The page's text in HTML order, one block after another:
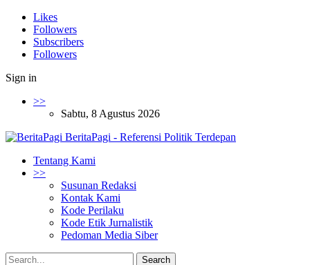
Likes
Followers
Subscribers
Followers
Sign in
>>
Sabtu, 8 Agustus 2026
BeritaPagi - Referensi Politik Terdepan
Tentang Kami
>>
Susunan Redaksi
Kontak Kami
Kode Perilaku
Kode Etik Jurnalistik
Pedoman Media Siber